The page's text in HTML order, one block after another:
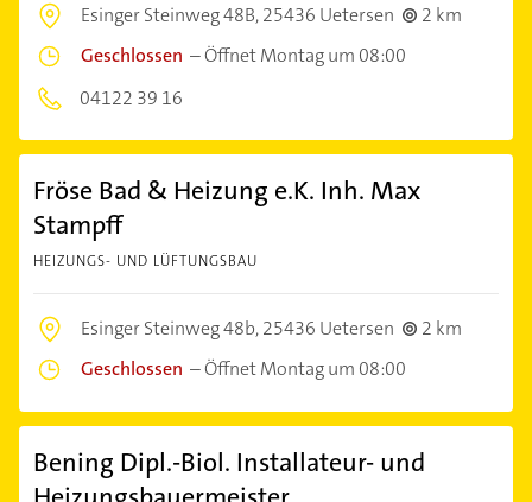
Esinger Steinweg 48B,25436 Uetersen
2 km
Geschlossen –Öffnet Montag um 08:00
04122 39 16
Fröse Bad & Heizung e.K. Inh. Max
Stampff
HEIZUNGS- UND LÜFTUNGSBAU
Esinger Steinweg 48b,25436 Uetersen
2 km
Geschlossen –Öffnet Montag um 08:00
Bening Dipl.-Biol. Installateur- und